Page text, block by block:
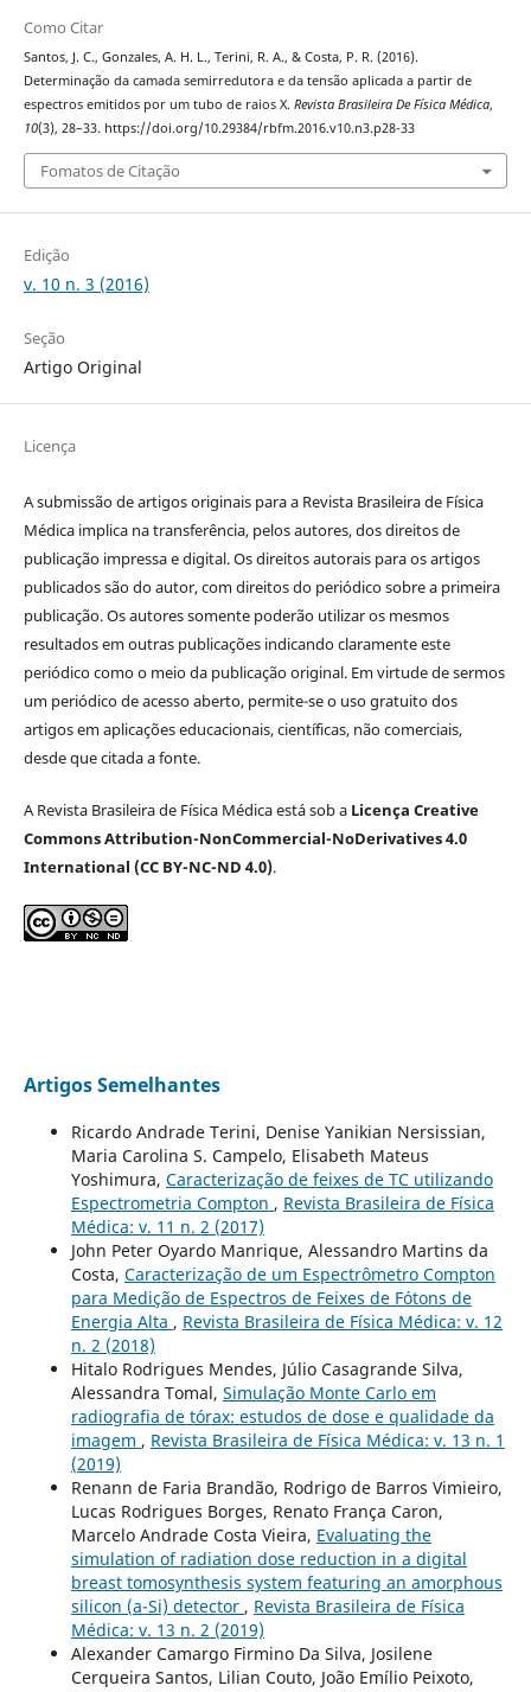
Como Citar
Santos, J. C., Gonzales, A. H. L., Terini, R. A., & Costa, P. R. (2016).
Determinação da camada semirredutora e da tensão aplicada a partir de
espectros emitidos por um tubo de raios X. Revista Brasileira De Física Médica,
10(3), 28–33. https://doi.org/10.29384/rbfm.2016.v10.n3.p28-33
Fomatos de Citação
Edição
v. 10 n. 3 (2016)
Seção
Artigo Original
Licença
A submissão de artigos originais para a Revista Brasileira de Física
Médica implica na transferência, pelos autores, dos direitos de
publicação impressa e digital. Os direitos autorais para os artigos
publicados são do autor, com direitos do periódico sobre a primeira
publicação. Os autores somente poderão utilizar os mesmos
resultados em outras publicações indicando claramente este
periódico como o meio da publicação original. Em virtude de sermos
um periódico de acesso aberto, permite-se o uso gratuito dos
artigos em aplicações educacionais, científicas, não comerciais,
desde que citada a fonte.
A Revista Brasileira de Física Médica está sob a Licença Creative
Commons Attribution-NonCommercial-NoDerivatives 4.0
International (CC BY-NC-ND 4.0).
Artigos Semelhantes
Ricardo Andrade Terini, Denise Yanikian Nersissian,
Maria Carolina S. Campelo, Elisabeth Mateus
Yoshimura, Caracterização de feixes de TC utilizando
Espectrometria Compton , Revista Brasileira de Física
Médica: v. 11 n. 2 (2017)
John Peter Oyardo Manrique, Alessandro Martins da
Costa, Caracterização de um Espectrômetro Compton
para Medição de Espectros de Feixes de Fótons de
Energia Alta , Revista Brasileira de Física Médica: v. 12
n. 2 (2018)
Hitalo Rodrigues Mendes, Júlio Casagrande Silva,
Alessandra Tomal, Simulação Monte Carlo em
radiografia de tórax: estudos de dose e qualidade da
imagem , Revista Brasileira de Física Médica: v. 13 n. 1
(2019)
Renann de Faria Brandão, Rodrigo de Barros Vimieiro,
Lucas Rodrigues Borges, Renato França Caron,
Marcelo Andrade Costa Vieira, Evaluating the
simulation of radiation dose reduction in a digital
breast tomosynthesis system featuring an amorphous
silicon (a-Si) detector , Revista Brasileira de Física
Médica: v. 13 n. 2 (2019)
Alexander Camargo Firmino Da Silva, Josilene
Cerqueira Santos, Lilian Couto, João Emílio Peixoto,